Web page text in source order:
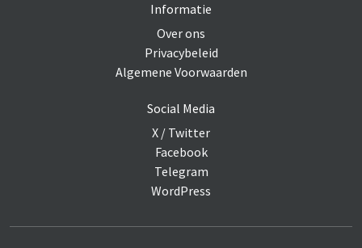
Informatie
Over ons
Privacybeleid
Algemene Voorwaarden
Social Media
X / Twitter
Facebook
Telegram
WordPress